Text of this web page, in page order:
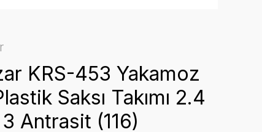
KRS-453 Yakamoz
Saksı Takımı 2.4
Antrasit (116)